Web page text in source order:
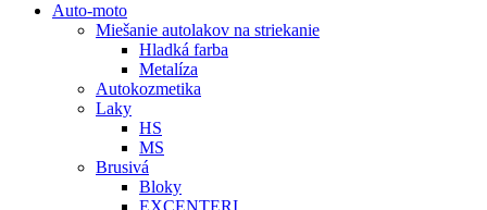
Auto-moto
Miešanie autolakov na striekanie
Hladká farba
Metalíza
Autokozmetika
Laky
HS
MS
Brusivá
Bloky